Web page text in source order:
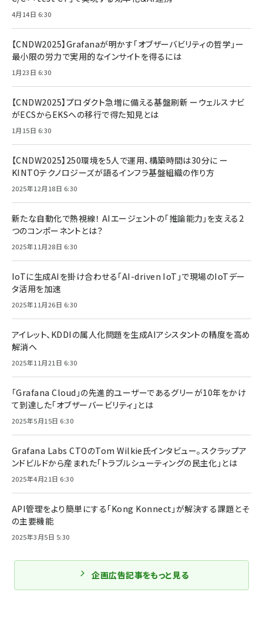
4月14日 6:30
【CNDW2025】Grafanaが明かす「オブザーバビリティの哲学」ー
最小限の労力で実用的なインサイトを得るには
1月23日 6:30
【CNDW2025】プロダクト急増に備える基盤刷新 ーウェルスナビ
がECSからEKSへの移行で得た知見とは
1月15日 6:30
【CNDW2025】250環境を5人で運用、構築時間は30分に ー
KINTOテクノロジーズが語るインフラ基盤組織の作り方
2025年12月18日 6:30
新たな自動化で熱視線！ AIエージェントの「推論能力」を支える2
つのコンポーネントとは？
2025年11月28日 6:30
IoTに生成AIを掛け合わせる「AI-driven IoT」で現場のIoTデー
タ活用を加速
2025年11月26日 6:30
アイレット、KDDIの属人化問題を生成AIアシスタントの精度を高め
解消へ
2025年11月21日 6:30
「Grafana Cloud」の先進的ユーザーであるグリーが10年をかけ
て到達した「オブザーバービリティ」とは
2025年5月15日 6:30
Grafana Labs CTOのTom Wilkie氏インタビュー。スクラップア
ンドビルドから産まれた「トラブルシューティングの民主化」とは
2025年4月21日 6:30
API管理をより簡単にする「Kong Konnect」が解決する課題とそ
の主要機能
2025年3月5日 5:30
企画広告記事をもっと見る